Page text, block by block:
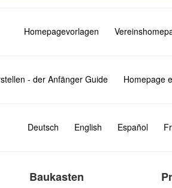
Homepagevorlagen
- der Anfänger Guide Homepage
Deutsch English Español
Baukasten